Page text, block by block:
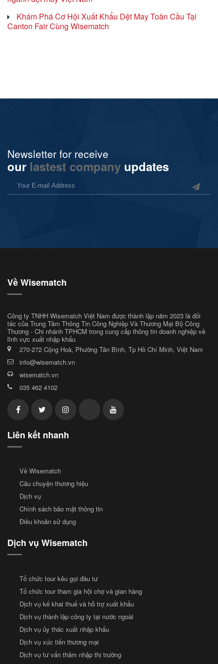
Khám Phá Cơ Hội Xuất Khẩu Dệt May Toàn Cầu Tại
Canton Fair Cùng Wisematch
Newsletter for receive
our lastest company updates
Về Wisematch
Công ty TNHH Wisematch Việt Nam được thành lập năm 2023 là đối
tác của Trung Tâm Thông Tin Công Nghiệp Và Thương Mại Bộ Công
Thương - Chi nhánh TPHCM trong cung cấp thông tin doanh nghiệp về
lĩnh vực xuất nhập khẩu
270-272 Cộng Hoà, Phường Tân Bình, Tp Hồ Chí Minh, Việt Nam
info@wisematch.vn
wisematch.vn
035 462 4102
Liên kết nhanh
Về Wisematch
Câu chuyện thương hiệu
Dịch vụ
Chính sách bảo mật thông tin
Điều khoản sử dụng
Dịch vụ Wisematch
Tổ chức tour kêu gọi đầu tư
Tổ chức tour tham gia hội chợ và gian hàng
Dịch vụ kế khai thuế và hỗ trợ xuất khẩu
Dịch vụ thành lập công ty tại nước ngoài
Dịch vụ ủy thác xuất nhập khẩu
Dịch vụ xúc tiến thương mại
Dịch vụ tư vấn thâm nhập thị trường